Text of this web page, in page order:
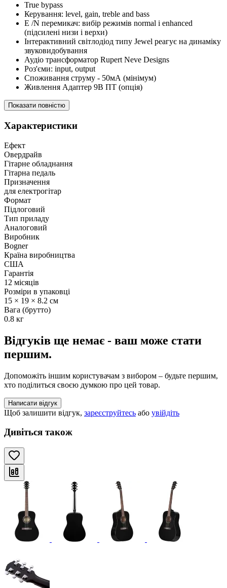
True bypass
Керування: level, gain, treble and bass
E /N перемикач: вибір режимів normal і enhanced
(підсилені низи і верхи)
Інтерактивний світлодіод типу Jewel реагує на динаміку
звуковидобування
Аудіо трансформатор Rupert Neve Designs
Роз'єми: input, output
Споживання струму - 50мА (мінімум)
Живлення Адаптер 9В ПТ (опція)
Показати повністю
Характеристики
Ефект
Овердрайв
Гітарне обладнання
Гітарна педаль
Призначення
для електрогітар
Формат
Підлоговий
Тип приладу
Аналоговий
Виробник
Bogner
Країна виробництва
США
Гарантія
12 місяців
Розміри в упаковці
15 × 19 × 8.2 см
Вага (брутто)
0.8 кг
Відгуків ще немає - ваш може стати
першим.
Допоможіть іншим користувачам з вибором – будьте першим,
хто поділиться своєю думкою про цей товар.
Написати відгук
Щоб залишити відгук, зареєструйтесь або увійдіть
Дивіться також